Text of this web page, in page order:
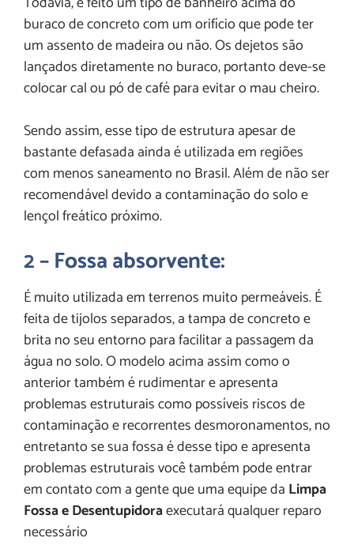
buraco de concreto com um orifício que pode ter
um assento de madeira ou não. Os dejetos são
lançados diretamente no buraco, portanto deve-se
colocar cal ou pó de café para evitar o mau cheiro.
Sendo assim, esse tipo de estrutura apesar de
bastante defasada ainda é utilizada em regiões
com menos saneamento no Brasil. Além de não ser
recomendável devido a contaminação do solo e
lençol freático próximo.
2 – Fossa absorvente:
É muito utilizada em terrenos muito permeáveis. É
feita de tijolos separados, a tampa de concreto e
brita no seu entorno para facilitar a passagem da
água no solo. O modelo acima assim como o
anterior também é rudimentar e apresenta
problemas estruturais como possíveis riscos de
contaminação e recorrentes desmoronamentos, no
entretanto se sua fossa é desse tipo e apresenta
problemas estruturais você também pode entrar
em contato com a gente que uma equipe da Limpa
Fossa e Desentupidoraexecutará qualquer reparo
necessário